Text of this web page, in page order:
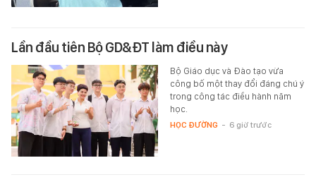
Lần đầu tiên Bộ GD&ĐT làm điều này
Bộ Giáo dục và Đào tạo vừa
công bố một thay đổi đáng chú ý
trong công tác điều hành năm
học.
HỌC ĐƯỜNG - 6 giờ trước